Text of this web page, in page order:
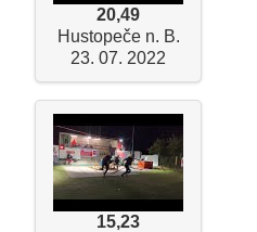
20,49
Hustopeče n. B.
23. 07. 2022
15,23